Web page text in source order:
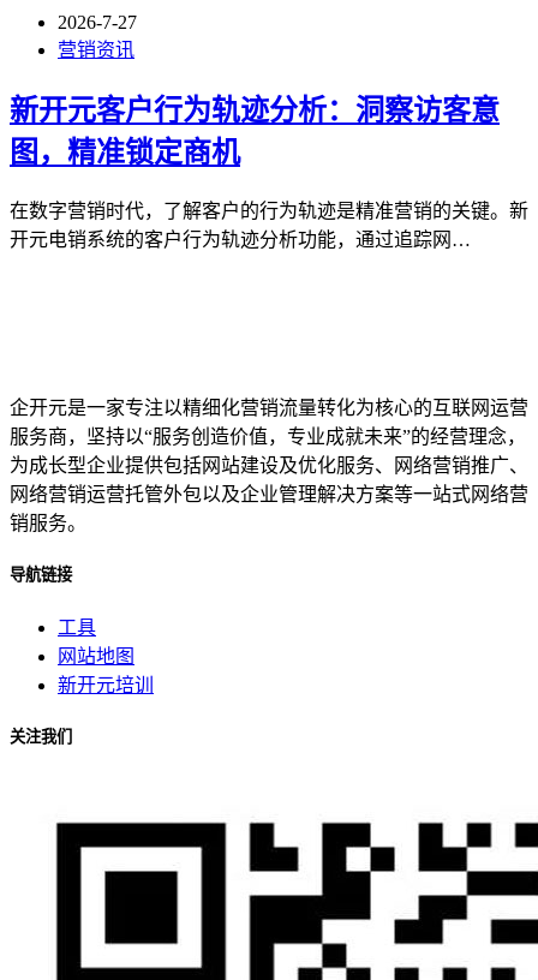
2026-7-27
营销资讯
新开元客户行为轨迹分析：洞察访客意
图，精准锁定商机
在数字营销时代，了解客户的行为轨迹是精准营销的关键。新
开元电销系统的客户行为轨迹分析功能，通过追踪网…
企开元是一家专注以精细化营销流量转化为核心的互联网运营
服务商，坚持以“服务创造价值，专业成就未来”的经营理念，
为成长型企业提供包括网站建设及优化服务、网络营销推广、
网络营销运营托管外包以及企业管理解决方案等一站式网络营
销服务。
导航链接
工具
网站地图
新开元培训
关注我们